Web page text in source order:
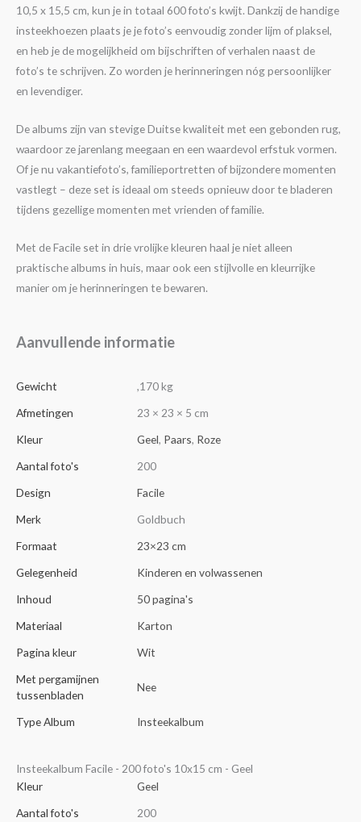
10,5 x 15,5 cm, kun je in totaal 600 foto’s kwijt. Dankzij de handige
insteekhoezen plaats je je foto’s eenvoudig zonder lijm of plaksel,
en heb je de mogelijkheid om bijschriften of verhalen naast de
foto’s te schrijven. Zo worden je herinneringen nóg persoonlijker
en levendiger.
De albums zijn van stevige Duitse kwaliteit met een gebonden rug,
waardoor ze jarenlang meegaan en een waardevol erfstuk vormen.
Of je nu vakantiefoto’s, familieportretten of bijzondere momenten
vastlegt – deze set is ideaal om steeds opnieuw door te bladeren
tijdens gezellige momenten met vrienden of familie.
Met de Facile set in drie vrolijke kleuren haal je niet alleen
praktische albums in huis, maar ook een stijlvolle en kleurrijke
manier om je herinneringen te bewaren.
Aanvullende informatie
Gewicht
,170 kg
Afmetingen
23 × 23 × 5 cm
Kleur
Geel, Paars, Roze
Aantal foto's
200
Design
Facile
Merk
Goldbuch
Formaat
23×23 cm
Gelegenheid
Kinderen en volwassenen
Inhoud
50 pagina's
Materiaal
Karton
Pagina kleur
Wit
Met pergamijnen
tussenbladen
Nee
Type Album Insteekalbum
Insteekalbum Facile - 200 foto's 10x15 cm - Geel
Kleur
Geel
Aantal foto's
200